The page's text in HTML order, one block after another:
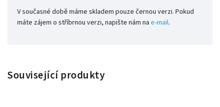
V současné době máme skladem pouze černou verzi. Pokud
máte zájem o stříbrnou verzi, napište nám na e-mail.
Související produkty